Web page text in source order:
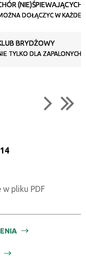
(NIE)ŚPIEWAJĄCYCH
DOŁĄCZYC W KAŻDEJ
BRYDŻOWY
TYLKO DLA ZAPALONYCH
14
pliku PDF